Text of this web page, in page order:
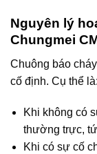
Nguyên lý
Chungmei
Chuông báo
cố định. Cụ thể là:
Khi không có
thường trực,
Khi có sự cố